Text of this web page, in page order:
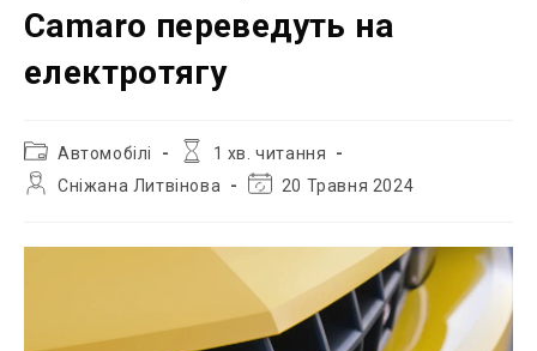
Camaro переведуть на
електротягу
Категорія
запису:
Автомобілі
Час
читання:
1 хв. читання
АвторСніжана Литвінова
Остання20 Травня 2024